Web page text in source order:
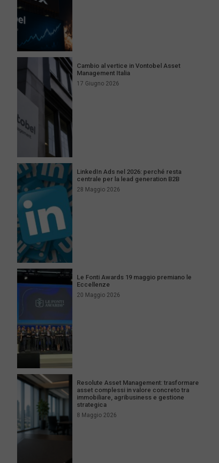
Cambio al vertice in Vontobel Asset
Management Italia
17 Giugno 2026
LinkedIn Ads nel 2026: perché resta
centrale per la lead generation B2B
28 Maggio 2026
Le Fonti Awards 19 maggio premiano le
Eccellenze
20 Maggio 2026
Resolute Asset Management: trasformare
asset complessi in valore concreto tra
immobiliare, agribusiness e gestione
strategica
8 Maggio 2026